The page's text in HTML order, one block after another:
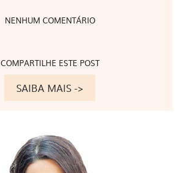
NENHUM COMENTÁRIO
COMPARTILHE ESTE POST
SAIBA MAIS ->